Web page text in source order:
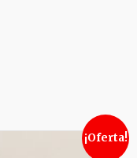
¡Oferta!